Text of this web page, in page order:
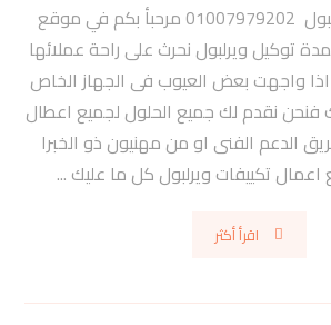
صيانة تكييفات ويرلبول 01007979202 مرحبأ بكم في موقع
توكيل ويرلبول نحرث على راحة عملائها
اذا واجهت بعض العيوب فى الجهاز الخاص
نقدم لك جميع الحلول لجميع اعطال
الدعم الفنى او من مهنيون ذو الخبرا
اعمال تكييفات ويرلبول كل ما عليك ...
اقرأ أكثر